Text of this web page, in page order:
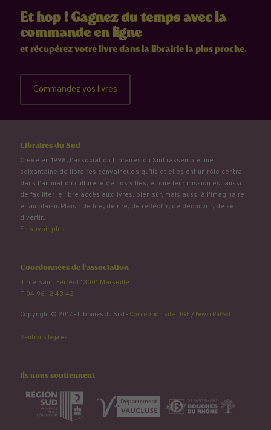
Et hop ! Gagnez du temps avec la
commande en ligne
et récupérez votre livre dans la librairie la plus proche.
Commandez vos livres
Libraires du Sud
Créée en 1998, l'association Libraires du Sud rassemble une
soixantaine de libraires convaincu.e.s qu’ils et elles ont un rôle central
dans l'animation culturelle de nos villes, et que leur mission est aussi
de faciliter le libre accès aux livres, bien sûr, mais aussi à l'imaginaire
et au plaisir. Plaisir de lire, de rire, de réfléchir, de découvrir, de se
divertir...
En savoir plus
Coordonnées de l'association
4 rue Saint Ferréol 13001 Marseille
T. 04 96 12 43 42
Copyright © 2017 - Libraires du Sud - Conception site LIGE/ Fewzi Raffed
Mentions légales
Ils nous soutiennent